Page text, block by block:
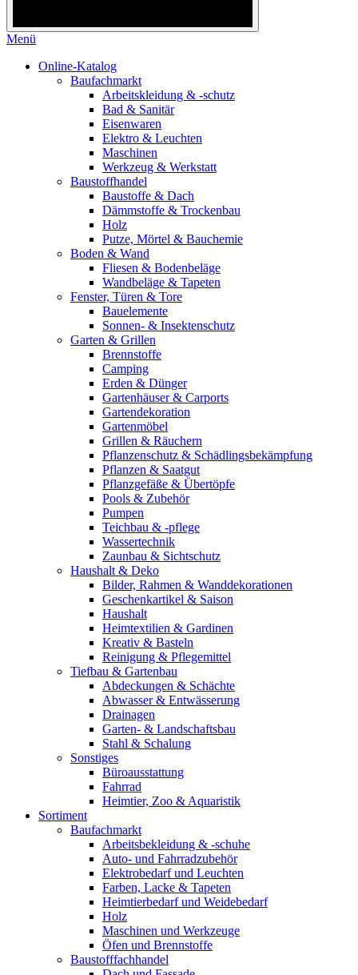
Menü
Online-Katalog
Baufachmarkt
Arbeitskleidung & -schutz
Bad & Sanitär
Eisenwaren
Elektro & Leuchten
Maschinen
Werkzeug & Werkstatt
Baustoffhandel
Baustoffe & Dach
Dämmstoffe & Trockenbau
Holz
Putze, Mörtel & Bauchemie
Boden & Wand
Fliesen & Bodenbeläge
Wandbeläge & Tapeten
Fenster, Türen & Tore
Bauelemente
Sonnen- & Insektenschutz
Garten & Grillen
Brennstoffe
Camping
Erden & Dünger
Gartenhäuser & Carports
Gartendekoration
Gartenmöbel
Grillen & Räuchern
Pflanzenschutz & Schädlingsbekämpfung
Pflanzen & Saatgut
Pflanzgefäße & Übertöpfe
Pools & Zubehör
Pumpen
Teichbau & -pflege
Wassertechnik
Zaunbau & Sichtschutz
Haushalt & Deko
Bilder, Rahmen & Wanddekorationen
Geschenkartikel & Saison
Haushalt
Heimtextilien & Gardinen
Kreativ & Basteln
Reinigung & Pflegemittel
Tiefbau & Gartenbau
Abdeckungen & Schächte
Abwasser & Entwässerung
Drainagen
Garten- & Landschaftsbau
Stahl & Schalung
Sonstiges
Büroausstattung
Fahrrad
Heimtier, Zoo & Aquaristik
Sortiment
Baufachmarkt
Arbeitsbekleidung & -schuhe
Auto- und Fahrradzubehör
Elektrobedarf und Leuchten
Farben, Lacke & Tapeten
Heimtierbedarf und Weidebedarf
Holz
Maschinen und Werkzeuge
Öfen und Brennstoffe
Baustofffachhandel